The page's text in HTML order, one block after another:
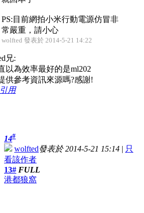
PS:目前網拍小米行動電源仿冒非
常嚴重，請小心
wolfted 發表於 2014-5-21 14:22
兄:
以為效率最好的是ml202
供參考資訊來源嗎?感謝!
引用
14#
wolfted發表於 2014-5-21 15:14 | 只
看該作者
13# FULL
港都狼窩